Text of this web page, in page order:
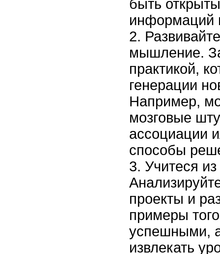
быть
информаций
мышление.
практикой,
генерации
Например,
мозговые
ассоциации
способы
Учитеся
проекты и
примеры
успешными,
извлекать